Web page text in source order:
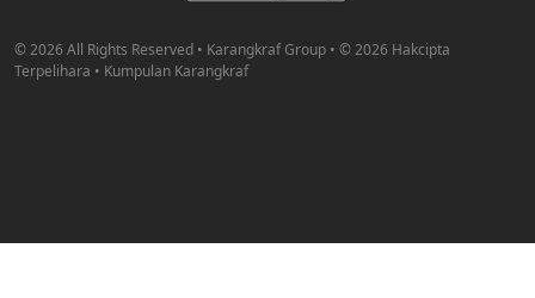
© 2026 All Rights Reserved • Karangkraf Group • © 2026 Hakcipta
Terpelihara • Kumpulan Karangkraf